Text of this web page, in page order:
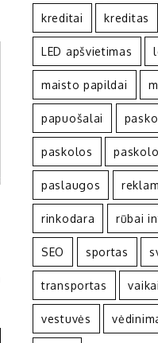
kreditai kreditas
LED apšvietimas
maisto papildai
papuošalai
paskolos
paslaugos
rinkodara rūbai
SEO sportas
transportas vaikai
vestuvės